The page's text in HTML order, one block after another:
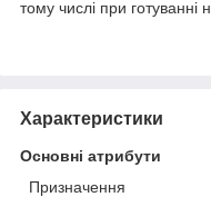
тому числі при готуванні
Характеристики
Основні атрибути
Призначення